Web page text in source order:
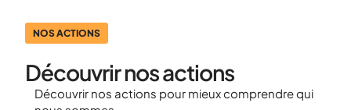
NOS ACTIONS
Découvrir nos actions
Découvrir nos actions pour mieux comprendre qui